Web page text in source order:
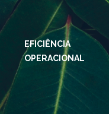
EFICIÊNCIA
OPERACIONAL